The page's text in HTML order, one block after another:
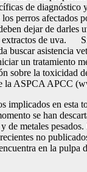
de diagnóstico
perros afectados
dejar de darles
extractos de uva.
buscar asistencia
un tratamiento
sobre la toxicidad
la ASPCA APCC
implicados en esta
se han
de metales
no
en la pulpa